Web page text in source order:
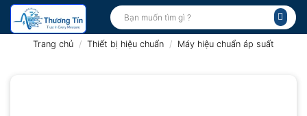
Bỏ
qua
Tìm
kiếm:
Trang chủ / Thiết bị hiệu chuẩn / Máy hiệu chuẩn áp suất